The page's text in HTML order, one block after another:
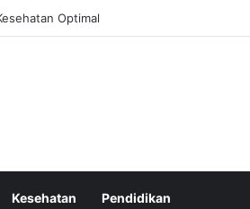
Optimal
Kesehatan Pendidikan